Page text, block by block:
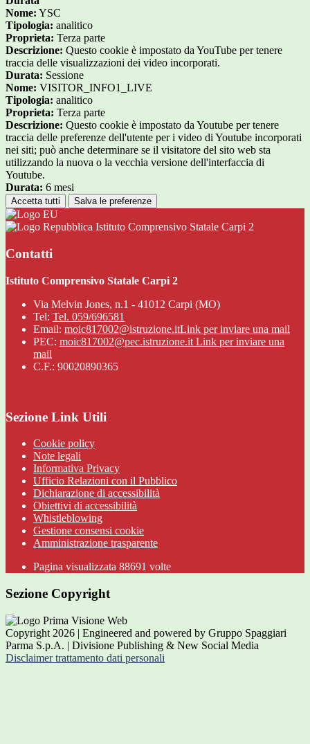
Nome: YSC
Tipologia: analitico
Proprieta: Terza parte
Descrizione: Questo cookie è impostato da YouTube per tenere
traccia delle visualizzazioni dei video incorporati.
Durata: Sessione
Nome: VISITOR_INFO1_LIVE
Tipologia: analitico
Proprieta: Terza parte
Descrizione: Questo cookie è impostato da Youtube per tenere
traccia delle preferenze dell'utente per i video di Youtube incorporati
nei siti; può anche determinare se il visitatore del sito web sta
utilizzando la nuova o la vecchia versione dell'interfaccia di
Youtube.
Durata: 6 mesi
Accetta tutti Salva le preferenze
Istituto Comprensivo Statale Carpi 2
Contatti
Istituto Comprensivo Statale Carpi 2
Via Melvin Jones, n.1 - 41012 Carpi (MO)
Tel: Tel. 059/696581
Email: moic817002@istruzione.itLink per inviare una mail
PEC: moic817002@pec.istruzione.it Link per inviare una
mail
C.F.: 90020890365
Sezione Link Utili
Cookie policy
Note legali
Informativa Privacy
Ufficio Relazioni con il Pubblico
Dichiarazione di accessibilità
Obiettivi di accessibilità
Whistleblowing
Gestione consensi cookie
Amministrazione trasparente
Pagina visualizzata 88691 volte
Sezione Copyright
Copyright 2026 | Engineered and powered by Gruppo Spaggiari
Parma S.p.A. | Divisione Publishing & New Social Media
Disclaimer trattamento dati personali